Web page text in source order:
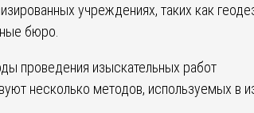
учреждениях, таких как
бюро.
проведения изыскательных работ
несколько методов, используемых в